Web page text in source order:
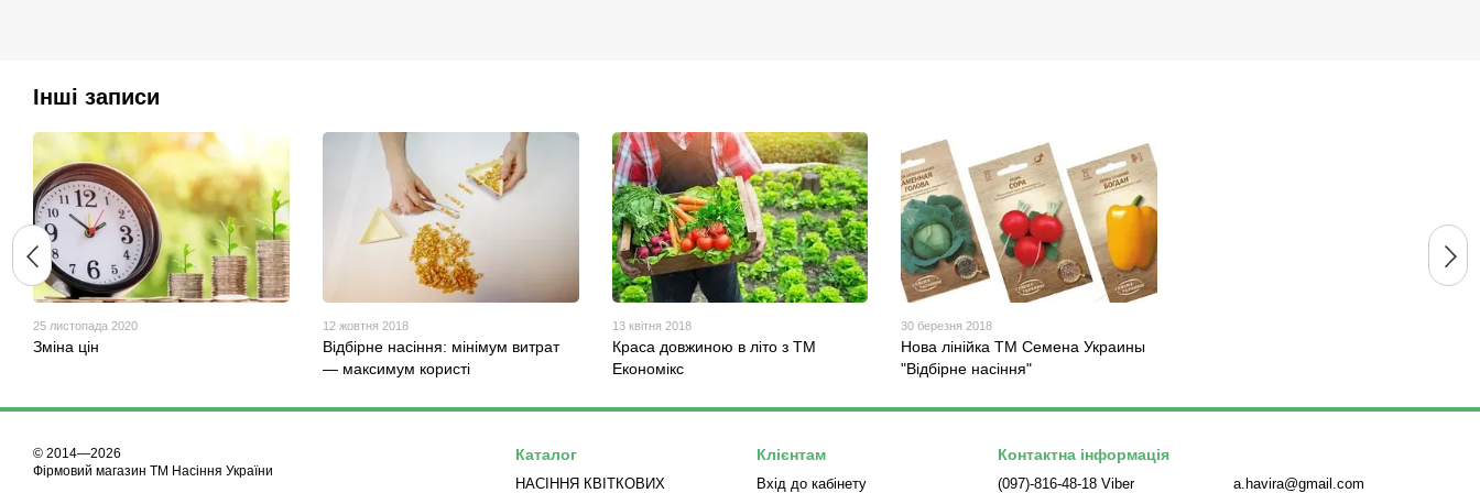
Інші записи
25 листопада 2020
Зміна цін
12 жовтня 2018
Відбірне насіння: мінімум витрат
— максимум користі
13 квітня 2018
Краса довжиною в літо з ТМ
Економікс
30 березня 2018
Нова лінійка ТМ Семена Украины
"Відбірне насіння"
© 2014—2026
Фірмовий магазин ТМ Насіння України
Каталог
НАСІННЯ КВІТКОВИХ
Клієнтам
Вхід до кабінету
Контактна інформація
(097)-816-48-18 Viber a.havira@gmail.com